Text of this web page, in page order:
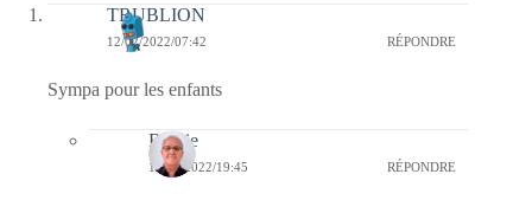
TRUBLION
12/02/2022/07:42 RÉPONDRE
Sympa pour les enfants
Bernie
14/02/2022/19:45 RÉPONDRE